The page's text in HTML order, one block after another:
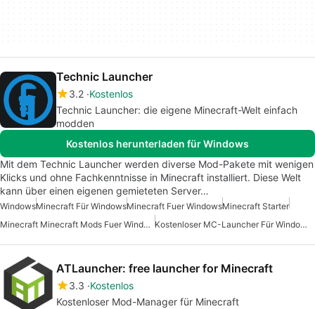
Technic Launcher
3.2 Kostenlos
Technic Launcher: die eigene Minecraft-Welt einfach
modden
Kostenlos herunterladen für Windows
Mit dem Technic Launcher werden diverse Mod-Pakete mit wenigen
Klicks und ohne Fachkenntnisse in Minecraft installiert. Diese Welt
kann über einen eigenen gemieteten Server…
WindowsMinecraft Für WindowsMinecraft Fuer WindowsMinecraft Starter
Minecraft Minecraft Mods Fuer Windows
Kostenloser MC-Launcher Für Windows
ATLauncher: free launcher for Minecraft
3.3 Kostenlos
Kostenloser Mod-Manager für Minecraft